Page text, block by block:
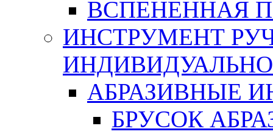
ВСПЕНЕННАЯ
ИНСТРУМЕНТ
АБРАЗИВНЫЕ
БРУСОК